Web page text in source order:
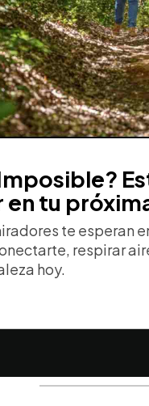
tu
te esperan
respirar
hoy.